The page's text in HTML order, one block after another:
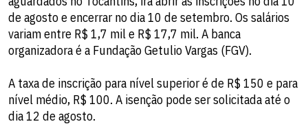
de agosto e encerrar no dia 10 de setembro. Os salários
variam entre R$ 1,7 mil e R$ 17,7 mil. A banca
organizadora é a Fundação Getulio Vargas (FGV).
A taxa de inscrição para nível superior é de R$ 150 e para
nível médio, R$ 100. A isenção pode ser solicitada até o
dia 12 de agosto.